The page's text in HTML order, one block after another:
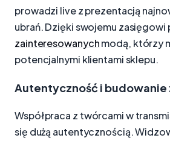
prowadzi live z prezentacją
ubrań. Dzięki swojemu
zainteresowanychmodą, którzy
potencjalnymi klientami sklepu.
Autentyczność i budowanie
Współpraca z twórcami w
się dużą autentycznością.